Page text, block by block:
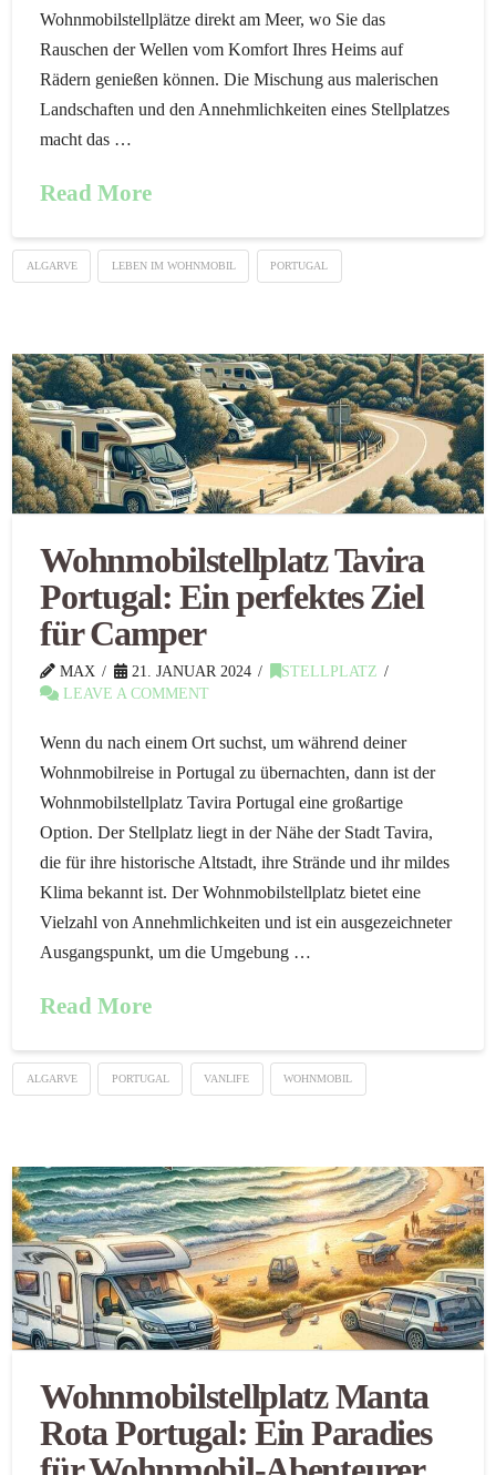
Wohnmobilstellplätze direkt am Meer, wo Sie das
Rauschen der Wellen vom Komfort Ihres Heims auf
Rädern genießen können. Die Mischung aus malerischen
Landschaften und den Annehmlichkeiten eines Stellplatzes
macht das …
Read More
ALGARVE LEBEN IM WOHNMOBIL PORTUGAL
Wohnmobilstellplatz Tavira
Portugal: Ein perfektes Ziel
für Camper
MAX 21. JANUAR 2024
STELLPLATZ
LEAVE A COMMENT
Wenn du nach einem Ort suchst, um während deiner
Wohnmobilreise in Portugal zu übernachten, dann ist der
Wohnmobilstellplatz Tavira Portugal eine großartige
Option. Der Stellplatz liegt in der Nähe der Stadt Tavira,
die für ihre historische Altstadt, ihre Strände und ihr mildes
Klima bekannt ist. Der Wohnmobilstellplatz bietet eine
Vielzahl von Annehmlichkeiten und ist ein ausgezeichneter
Ausgangspunkt, um die Umgebung …
Read More
ALGARVE PORTUGAL VANLIFE WOHNMOBIL
Wohnmobilstellplatz Manta
Rota Portugal: Ein Paradies